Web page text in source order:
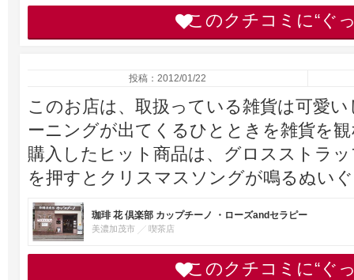
このクチコミに“ぐ
投稿：2012/01/22
このお店は、取扱っている雑貨は可愛
ーニングが出てくるひとときを雑貨を
購入したヒット商品は、グロスストラ
を押すとクリスマスソングが鳴るぬい
珈琲 花 倶楽部 カップチーノ ・ローズandセラピー
美濃加茂市 喫茶店
このクチコミに“ぐ